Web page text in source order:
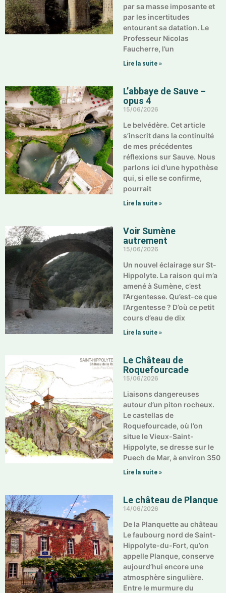
par sa masse imposante et
par les incertitudes
entourant sa datation. Le
Professeur Nicolas
Faucherre, l’un
Lire la suite »
L’abbaye de Sauve –
opus 4
15/06/2026
Le belvédère. Cet article
s’inscrit dans la continuité
de mes précédentes
réflexions sur Sauve. Nous
parlons ici d’une hypothèse
qui, si elle se confirme,
pourrait
Lire la suite »
Voir Sumène
autrement
15/06/2026
Un nouvel éclairage sur St-
Hippolyte. La raison qui m’a
amené à Sumène, c’est
l’Argentesse. Qu’est-ce que
l’Argentesse ? D’où ce petit
cours d’eau de dix
Lire la suite »
Le Château de
Roquefourcade
15/06/2026
Liaisons dangereuses
autour d’un piton rocheux.
Le castellas de
Roquefourcade, où l’on
situe le Vieux-Saint-
Hippolyte, se dresse sur le
Puech de Mar, à environ 350
Lire la suite »
Le château de Planque
14/06/2026
De la Planquette au château
Le faubourg nord de Saint-
Hippolyte-du-Fort, qu’on
appelle Planque, conserve
aujourd’hui encore une
atmosphère singulière.
Entre le murmure du